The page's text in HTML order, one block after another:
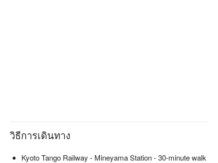
วิธีการเดินทาง
Kyoto Tango Railway - Mineyama Station - 30-minute walk